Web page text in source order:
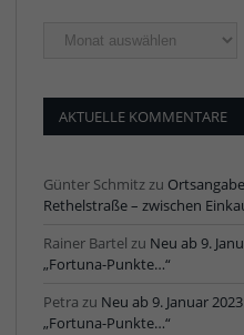
Ältere
AKTUELLE KOMMENTARE
Günter Schmitzzu
Rethelstraße – zwischen
Rainer Bartel zu Neu ab 9.
„Fortuna-Punkte…“
Petra zu Neu ab 9. Januar
„Fortuna-Punkte…“